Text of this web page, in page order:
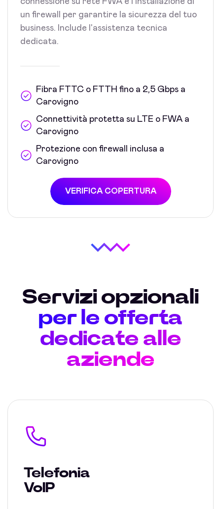
un firewall per garantire la sicurezza del tuo
business. Include l'assistenza tecnica
dedicata.
Fibra FTTC o FTTH fino a 2,5 Gbps a
Carovigno
Connettività protetta su LTE o FWA a
Carovigno
Protezione con firewall inclusa a
Carovigno
VERIFICA COPERTURA
Servizi opzionali
per le offerta
dedicate alle
aziende
Telefonia
VoIP